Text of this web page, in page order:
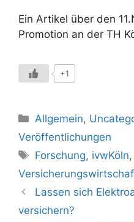
Ein Artikel über den
Promotion an der TH
+1
Kategorien
Allgemein,
Veröffentlichungen
Schlagwörter
Forschung, ivwKöln,
Lassen sich
versichern?